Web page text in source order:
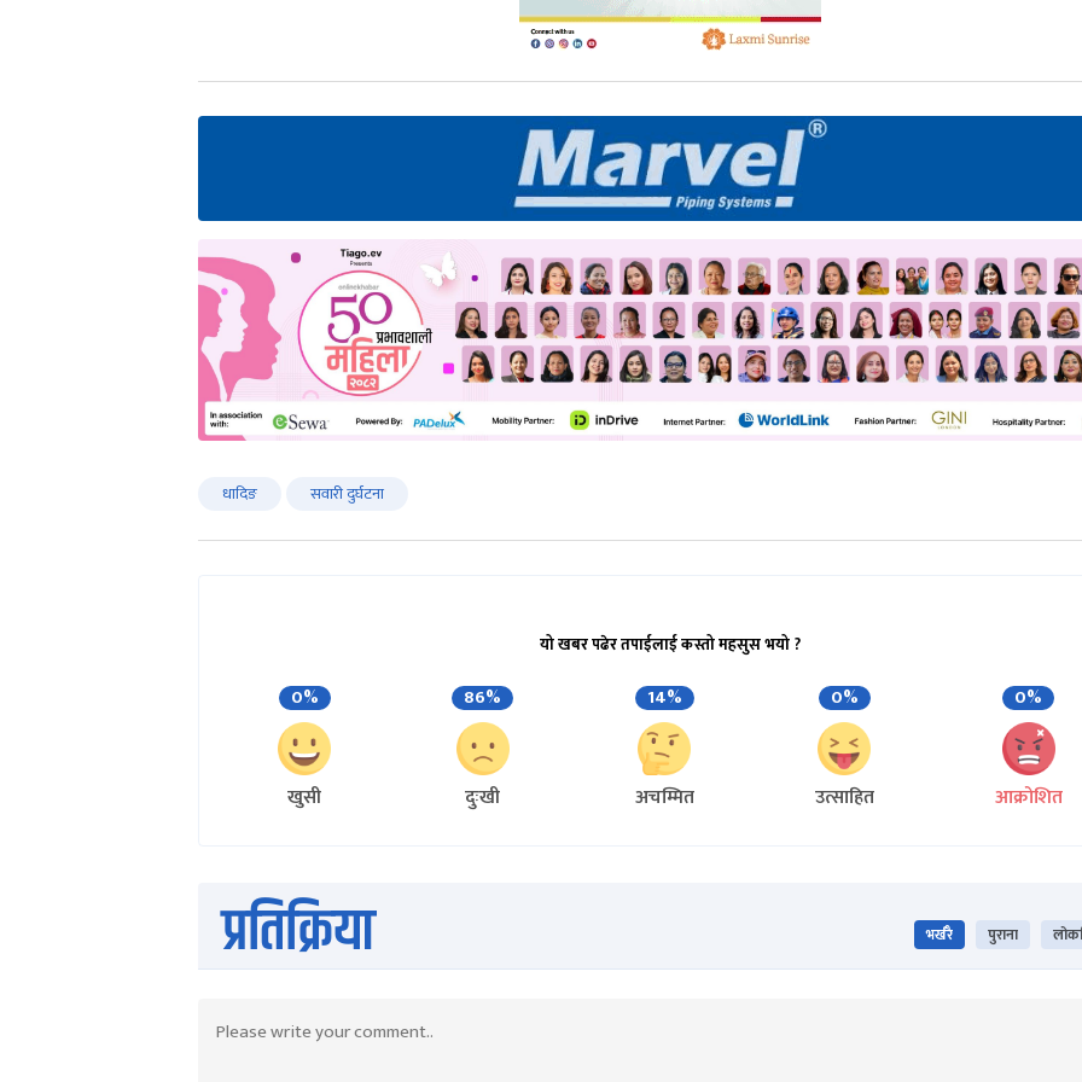
धादिङ सवारी दुर्घटना
यो खबर पढेर तपाईलाई कस्तो महसुस भयो ?
0%
खुसी
86%
दुःखी
14%
अचम्मित
0%
उत्साहित
0%
आक्रोशित
प्रतिक्रिया भर्खरै पुराना